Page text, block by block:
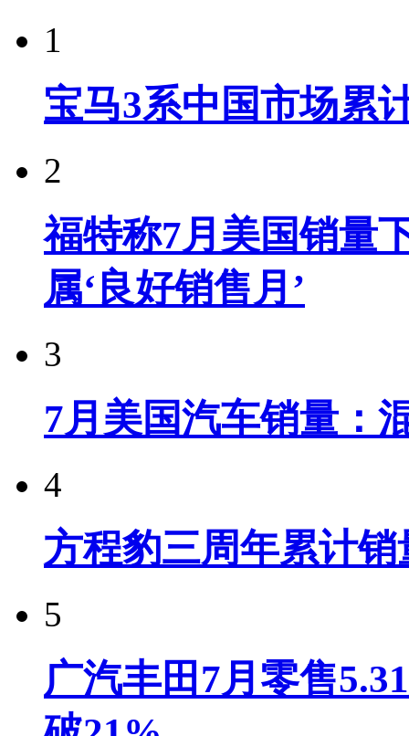
1
宝马3系中国市场累
2
福特称7月美国销量
属‘良好销售月’
3
7月美国汽车销量：
4
方程豹三周年累计
5
广汽丰田7月零售